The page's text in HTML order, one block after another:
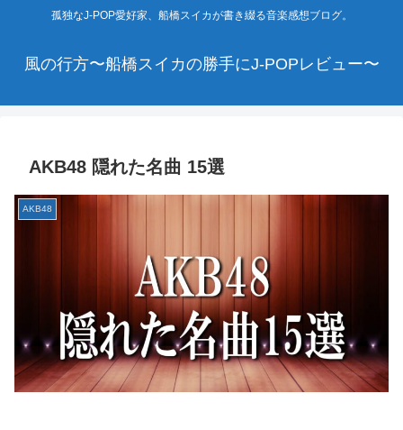
孤独なJ-POP愛好家、船橋スイカが書き綴る音楽感想ブログ。
風の行方〜船橋スイカの勝手にJ-POPレビュー〜
AKB48 隠れた名曲 15選
AKB48